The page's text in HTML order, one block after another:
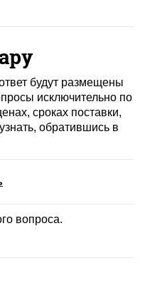
будут размещены
исключительно по
сроках поставки,
обратившись в
вопроса.